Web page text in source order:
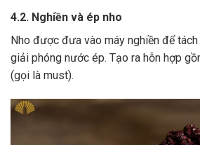
4.2. Nghiền và ép nho
Nho được đưa vào máy nghiền để
giải phóng nước ép. Tạo ra hỗn hợp
(gọi là must).